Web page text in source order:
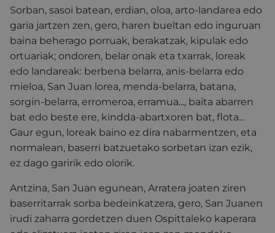
Sorban, sasoi batean, erdian, oloa, arto-landarea edo
garia jartzen zen, gero, haren bueltan edo inguruan
baina beherago porruak, berakatzak, kipulak edo
ortuariak; ondoren, belar onak eta txarrak, loreak
edo landareak: berbena belarra, anis-belarra edo
mieloa, San Juan lorea, menda-belarra, batana,
sorgin-belarra, erromeroa, erramua..., baita abarren
bat edo beste ere, kindda-abartxoren bat, flota...
Gaur egun, loreak baino ez dira nabarmentzen, eta
normalean, baserri batzuetako sorbetan izan ezik,
ez dago garirik edo olorik.
Antzina, San Juan egunean, Arratera joaten ziren
baserritarrak sorba bedeinkatzera, gero, San Juanen
irudi zaharra gordetzen duen Ospittaleko kaperara